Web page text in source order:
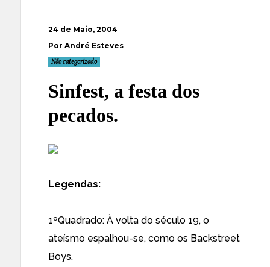
24 de Maio, 2004
Por André Esteves
Não categorizado
Sinfest, a festa dos
pecados.
Legendas:
1ºQuadrado: À volta do século 19, o
ateísmo espalhou-se, como os Backstreet
Boys.